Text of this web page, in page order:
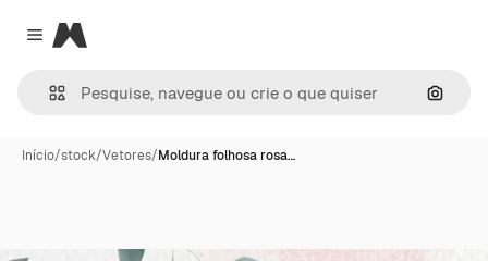
Close menu
Magnific
Início/stock/Vetores/Moldura folhosa rosa…